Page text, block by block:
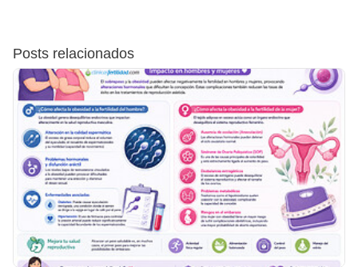
Posts relacionados